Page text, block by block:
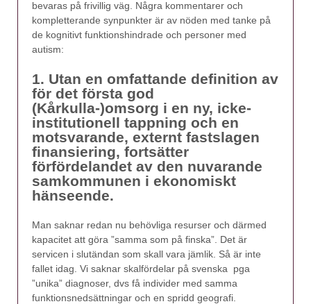
bevaras på frivillig väg. Några kommentarer och
kompletterande synpunkter är av nöden med tanke på
de kognitivt funktionshindrade och personer med
autism:
1. Utan en omfattande definition av
för det första god
(Kårkulla-)omsorg i en ny, icke-
institutionell tappning och en
motsvarande, externt fastslagen
finansiering, fortsätter
förfördelandet av den nuvarande
samkommunen i ekonomiskt
hänseende.
Man saknar redan nu behövliga resurser och därmed
kapacitet att göra ”samma som på finska”. Det är
servicen i slutändan som skall vara jämlik. Så är inte
fallet idag. Vi saknar skalfördelar på svenska pga
”unika” diagnoser, dvs få individer med samma
funktionsnedsättningar och en spridd geografi.